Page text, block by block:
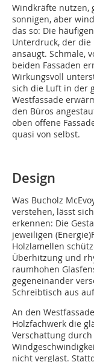
Windkräfte nutzen,
sonnigen, aber
das so: Die
Unterdruck, der
ansaugt. Schmale,
beiden Fassaden
Wirkungsvoll
sich die Luft in der
West­fassade
den Büros
oben offene
quasi von selbst.
Design
Was Bucholz
verstehen, lässt
erkennen: Die
jeweiligen
Holzlamellen
Überhitzung und
raumhohen
gegeneinander
Schreibtisch aus
An den
Holzfachwerk die
Verschattung
nicht verglast.